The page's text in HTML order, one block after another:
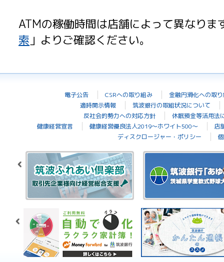
ATMの稼働時間は店舗によって異なりま
索 」よりご確認ください。
電子公告 CSRへの取り組み
金融円滑化への取
適時開示情報
筑波銀行の取組状況について
反社会的勢力への対応方針
休眠預金等活用法
健康経営宣言
健康経営優良法人2019～ホワイト500～
店
ディスクロージャー・ポリシー